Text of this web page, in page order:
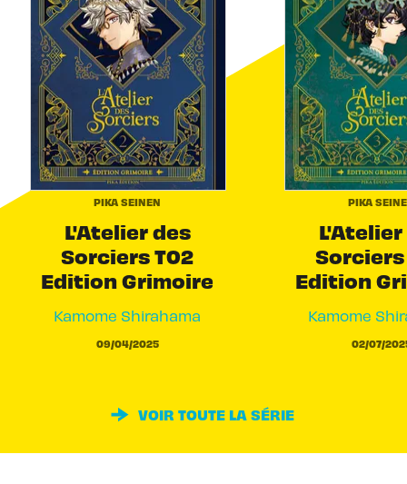
PIKA SEINEN
L'Atelier des
Sorciers T02
Edition Grimoire
Kamome Shirahama
09/04/2025
PIKA
L'Atelier
Sorciers
Edition
Kamome
02/07/
VOIR TOUTE LA SÉRIE